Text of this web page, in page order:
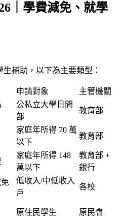
｜學費減免、就學
補助，以下為主要類型：
申請對象
主管機關
公私立大學日間
部
教育部
家庭年所得 70 萬
以下
教育部
家庭年所得 148
萬以下
教育部 +
銀行
低收入/中低收入
戶
各校
原住民學生 原民會